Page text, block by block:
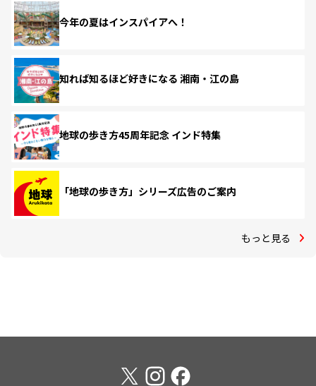
今年の夏はインスパイアへ！
知れば知るほど好きになる 湘南・江の島
地球の歩き方45周年記念 インド特集
「地球の歩き方」シリーズ広告のご案内
もっと見る